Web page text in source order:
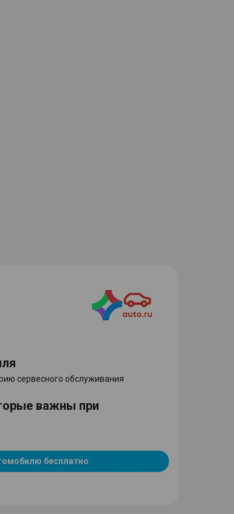
сервесного обслуживания
важны при
бесплатно